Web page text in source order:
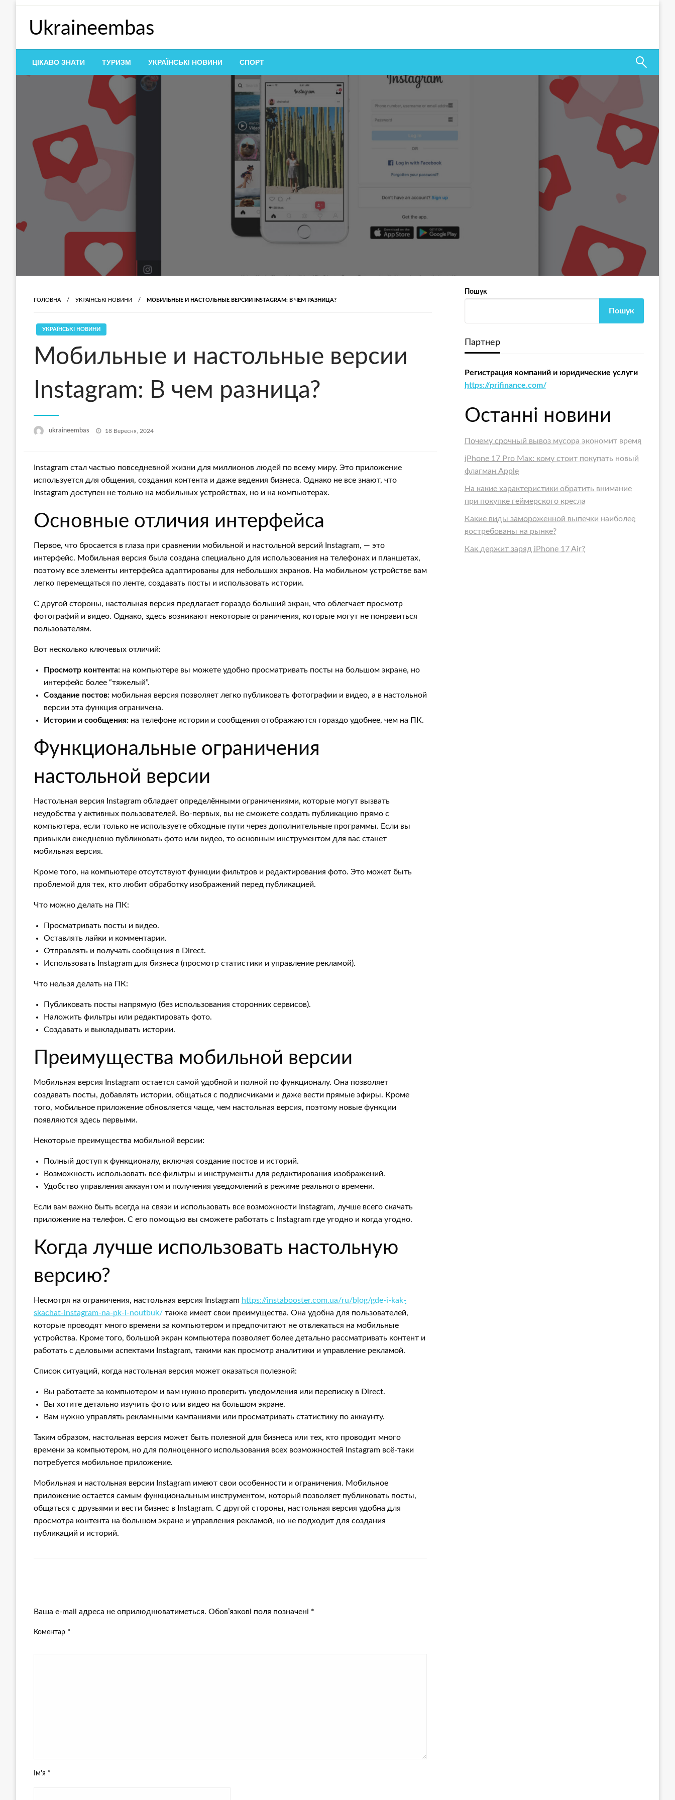
Перейти
контентуUkraineembas
ЦІКАВО ЗНАТИ ТУРИЗМ УКРАЇНСЬКІ НОВИНИ СПОРТ
ГОЛОВНА УКРАЇНСЬКІ НОВИНИ МОБИЛЬНЫЕ И НАСТОЛЬНЫЕ ВЕРСИИ INSTAGRAM: В ЧЕМ РАЗНИЦА?
УКРАЇНСЬКІ НОВИНИ
Мобильные и настольные версии
Instagram: В чем разница?
ukraineembas Опубліковано
18 Вересня, 2024
Instagram стал частью повседневной жизни для миллионов людей по всему миру. Это приложение
используется для общения, создания контента и даже ведения бизнеса. Однако не все знают, что
Instagram доступен не только на мобильных устройствах, но и на компьютерах.
Основные отличия интерфейса
Первое, что бросается в глаза при сравнении мобильной и настольной версий Instagram, — это
интерфейс. Мобильная версия была создана специально для использования на телефонах и планшетах,
поэтому все элементы интерфейса адаптированы для небольших экранов. На мобильном устройстве вам
легко перемещаться по ленте, создавать посты и использовать истории.
С другой стороны, настольная версия предлагает гораздо больший экран, что облегчает просмотр
фотографий и видео. Однако, здесь возникают некоторые ограничения, которые могут не понравиться
пользователям.
Вот несколько ключевых отличий:
Просмотр контента: на компьютере вы можете удобно просматривать посты на большом экране, но
интерфейс более “тяжелый”.
Создание постов: мобильная версия позволяет легко публиковать фотографии и видео, а в настольной
версии эта функция ограничена.
Истории и сообщения: на телефоне истории и сообщения отображаются гораздо удобнее, чем на ПК.
Функциональные ограничения
настольной версии
Настольная версия Instagram обладает определёнными ограничениями, которые могут вызвать
неудобства у активных пользователей. Во-первых, вы не сможете создать публикацию прямо с
компьютера, если только не используете обходные пути через дополнительные программы. Если вы
привыкли ежедневно публиковать фото или видео, то основным инструментом для вас станет
мобильная версия.
Кроме того, на компьютере отсутствуют функции фильтров и редактирования фото. Это может быть
проблемой для тех, кто любит обработку изображений перед публикацией.
Что можно делать на ПК:
Просматривать посты и видео.
Оставлять лайки и комментарии.
Отправлять и получать сообщения в Direct.
Использовать Instagram для бизнеса (просмотр статистики и управление рекламой).
Что нельзя делать на ПК:
Публиковать посты напрямую (без использования сторонних сервисов).
Наложить фильтры или редактировать фото.
Создавать и выкладывать истории.
Преимущества мобильной версии
Мобильная версия Instagram остается самой удобной и полной по функционалу. Она позволяет
создавать посты, добавлять истории, общаться с подписчиками и даже вести прямые эфиры. Кроме
того, мобильное приложение обновляется чаще, чем настольная версия, поэтому новые функции
появляются здесь первыми.
Некоторые преимущества мобильной версии:
Полный доступ к функционалу, включая создание постов и историй.
Возможность использовать все фильтры и инструменты для редактирования изображений.
Удобство управления аккаунтом и получения уведомлений в режиме реального времени.
Если вам важно быть всегда на связи и использовать все возможности Instagram, лучше всего скачать
приложение на телефон. С его помощью вы сможете работать с Instagram где угодно и когда угодно.
Когда лучше использовать настольную
версию?
Несмотря на ограничения, настольная версия Instagram https://instabooster.com.ua/ru/blog/gde-i-kak-
skachat-instagram-na-pk-i-noutbuk/ также имеет свои преимущества. Она удобна для пользователей,
которые проводят много времени за компьютером и предпочитают не отвлекаться на мобильные
устройства. Кроме того, большой экран компьютера позволяет более детально рассматривать контент и
работать с деловыми аспектами Instagram, такими как просмотр аналитики и управление рекламой.
Список ситуаций, когда настольная версия может оказаться полезной:
Вы работаете за компьютером и вам нужно проверить уведомления или переписку в Direct.
Вы хотите детально изучить фото или видео на большом экране.
Вам нужно управлять рекламными кампаниями или просматривать статистику по аккаунту.
Таким образом, настольная версия может быть полезной для бизнеса или тех, кто проводит много
времени за компьютером, но для полноценного использования всех возможностей Instagram всё-таки
потребуется мобильное приложение.
Мобильная и настольная версии Instagram имеют свои особенности и ограничения. Мобильное
приложение остается самым функциональным инструментом, который позволяет публиковать посты,
общаться с друзьями и вести бизнес в Instagram. С другой стороны, настольная версия удобна для
просмотра контента на большом экране и управления рекламой, но не подходит для создания
публикаций и историй.
Ваша e-mail адреса не оприлюднюватиметься. Обов’язкові поля позначені *
Коментар *
Ім'я *
Пошук
Пошук
Партнер
Регистрация компаний и юридические услуги
https://prifinance.com/
Останні новини
Почему срочный вывоз мусора экономит время
iPhone 17 Pro Max: кому стоит покупать новый
флагман Apple
На какие характеристики обратить внимание
при покупке геймерского кресла
Какие виды замороженной выпечки наиболее
востребованы на рынке?
Как держит заряд iPhone 17 Air?